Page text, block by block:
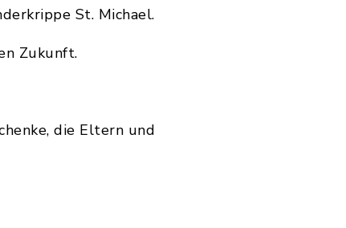
St. Michael.
Zukunft.
die Eltern und